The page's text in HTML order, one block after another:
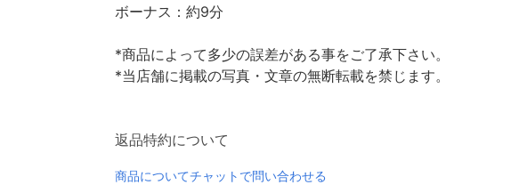
ボーナス：約9分
*商品によって多少の誤差がある事をご了承下さい。
*当店舗に掲載の写真・文章の無断転載を禁じます。
返品特約について
商品についてチャットで問い合わせる